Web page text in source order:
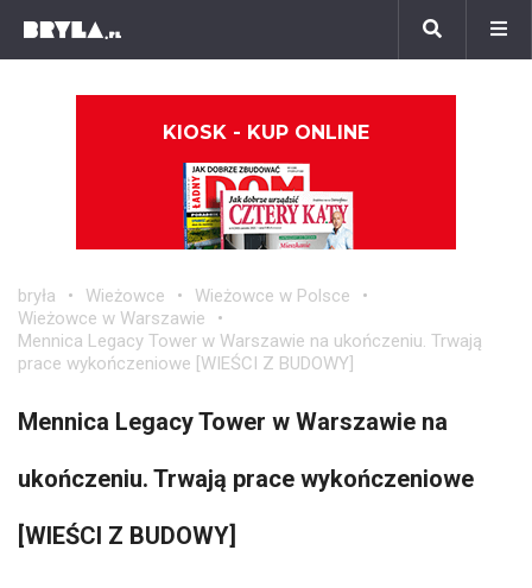
KIOSK - KUP ONLINE
bryła Wieżowce
Wieżowce w Polsce
Wieżowce w Warszawie
Mennica Legacy Tower w Warszawie na ukończeniu. Trwają
prace wykończeniowe [WIEŚCI Z BUDOWY]
Mennica Legacy Tower w Warszawie na
ukończeniu. Trwają prace wykończeniowe
[WIEŚCI Z BUDOWY]